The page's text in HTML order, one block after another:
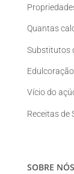
Quantas
Substitutos
Vício do
Receitas de
SOBRE NÓS